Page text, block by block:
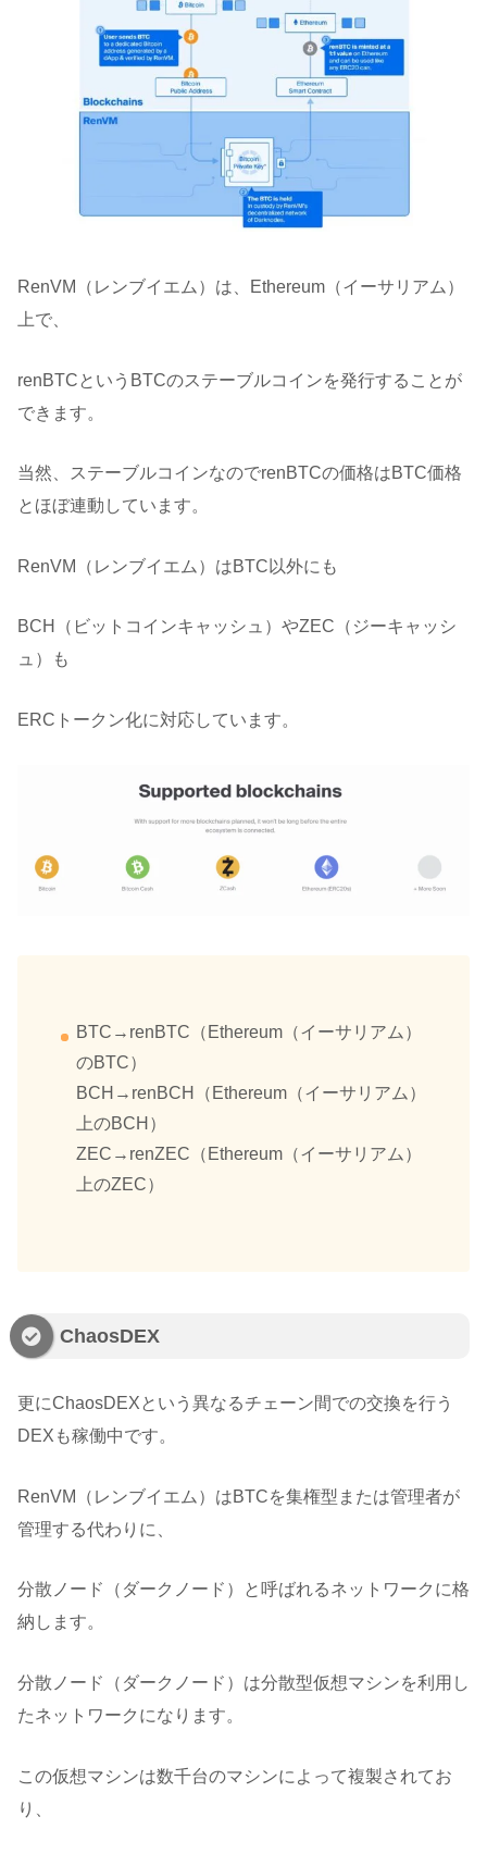
RenVM（レンブイエム）は、Ethereum（イーサリアム）
上で、
renBTCというBTCのステーブルコインを発行することが
できます。
当然、ステーブルコインなのでrenBTCの価格はBTC価格
とほぼ連動しています。
RenVM（レンブイエム）はBTC以外にも
BCH（ビットコインキャッシュ）やZEC（ジーキャッシ
ュ）も
ERCトークン化に対応しています。
BTC→renBTC（Ethereum（イーサリアム）
のBTC）
BCH→renBCH（Ethereum（イーサリアム）
上のBCH）
ZEC→renZEC（Ethereum（イーサリアム）
上のZEC）
ChaosDEX
更にChaosDEXという異なるチェーン間での交換を行う
DEXも稼働中です。
RenVM（レンブイエム）はBTCを集権型または管理者が
管理する代わりに、
分散ノード（ダークノード）と呼ばれるネットワークに格
納します。
分散ノード（ダークノード）は分散型仮想マシンを利用し
たネットワークになります。
この仮想マシンは数千台のマシンによって複製されてお
り、